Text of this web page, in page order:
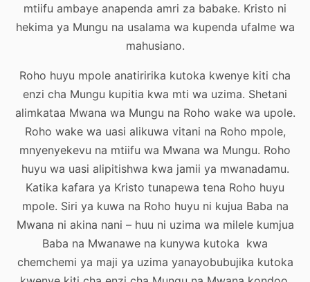
mtiifu ambaye anapenda amri za babake. Kristo ni
hekima ya Mungu na usalama wa kupenda ufalme wa
mahusiano.
Roho huyu mpole anatiririka kutoka kwenye kiti cha
enzi cha Mungu kupitia kwa mti wa uzima. Shetani
alimkataa Mwana wa Mungu na Roho wake wa upole.
Roho wake wa uasi alikuwa vitani na Roho mpole,
mnyenyekevu na mtiifu wa Mwana wa Mungu. Roho
huyu wa uasi alipitishwa kwa jamii ya mwanadamu.
Katika kafara ya Kristo tunapewa tena Roho huyu
mpole. Siri ya kuwa na Roho huyu ni kujua Baba na
Mwana ni akina nani – huu ni uzima wa milele kumjua
Baba na Mwanawe na kunywa kutoka kwa
chemchemi ya maji ya uzima yanayobubujika kutoka